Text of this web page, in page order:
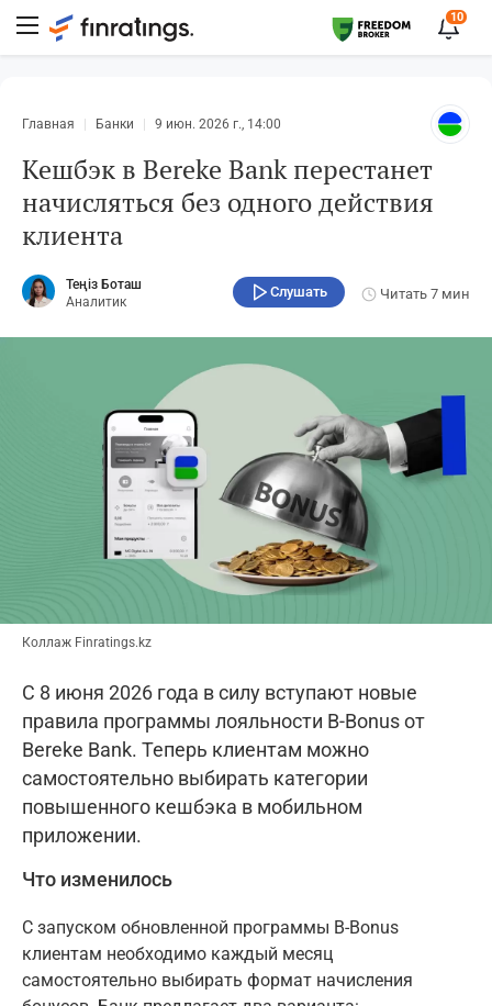
10
Главная Банки 9 июн. 2026 г., 14:00
Кешбэк в Bereke Bank перестанет
начисляться без одного действия
клиента
Теңіз Боташ
Аналитик
Слушать Читать 7 мин
Коллаж Finratings.kz
С 8 июня 2026 года в силу вступают новые
правила программы лояльности B-Bonus от
Bereke Bank. Теперь клиентам можно
самостоятельно выбирать категории
повышенного кешбэка в мобильном
приложении.
Что изменилось
С запуском обновленной программы B-Bonus
клиентам необходимо каждый месяц
самостоятельно выбирать формат начисления